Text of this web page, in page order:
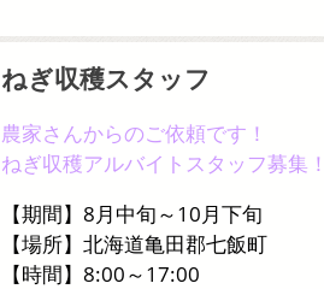
ねぎ収穫スタッフ
農家さんからのご依頼です！
ねぎ収穫アルバイトスタッフ募集
【期間】8月中旬～10月下旬
【場所】北海道亀田郡七飯町
【時間】8:00～17:00